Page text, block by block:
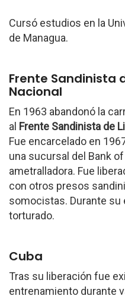
Cursó estudios en la
de Managua.
Frente Sandinista
Nacional
En 1963 abandonó la
al Frente Sandinista de
Fue encarcelado en
una sucursal del Bank
ametralladora. Fue
con otros presos
somocistas. Durante
torturado.
Cuba
Tras su liberación fue
entrenamiento durante